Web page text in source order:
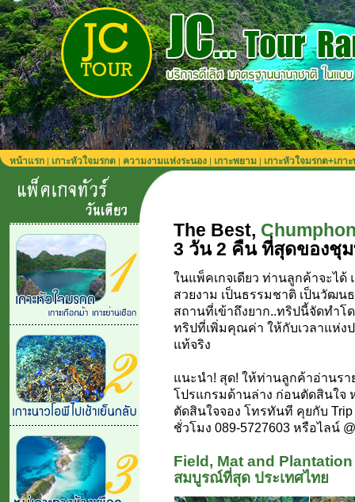
หน้าแรก | เกาะหัวใจมรกต | ความงามแห่งระนอง | เกาะพยาม | เกาะหัวใจมรกต+เกา
The Best,
3 วัน 2 คืน ที่สุดของชุม
ในแพ็คเกจเดียว ท่านลูกค้าจะไ
สวยงาม เป็นธรรมชาติ เป็นวัฒน
สถานที่เข้าถึงยาก..ทริปนี้จัดทำโ
ทริปที่เพิ่มคุณค่า ให้กับเวลาแห่งป
แท้จริง
แนะนำ! สุด! ให้ท่านลูกค้าอ่านรา
โปรแกรมด้านล่าง ก่อนตัดสินใจ
ตัดสินใจจอง โทรทันที คุยกับ Trip
ชั่วโมง 089-5727603 หรือไลน์
Field, Mat and Plantation
สมบูรณ์ที่สุด ประเทศไทย